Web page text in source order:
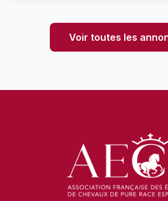
Voir toutes les